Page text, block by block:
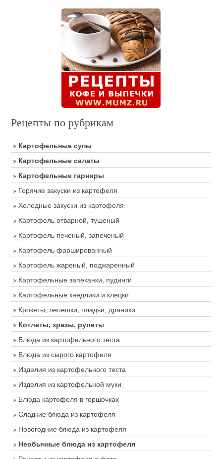
Рецепты по рубрикам
Картофельные супы
Картофельные салаты
Картофельные гарниры
Горячие закуски из картофеля
Холодные закуски из картофеля
Картофель отварной, тушеный
Картофель печеный, запеченый
Картофель фаршированный
Картофель жареный, поджаренный
Картофельные запеканки, пудинги
Картофельные кнедлики и клецки
Крокеты, лепешки, оладьи, драники
Котлеты, зразы, рулеты
Блюда из картофельного теста
Блюда из сырого картофеля
Изделия из картофельного теста
Изделия из картофельной муки
Блюда картофеля в горшочках
Сладкие блюда из картофеля
Новогодние блюда из картофеля
Необычные блюда из картофеля